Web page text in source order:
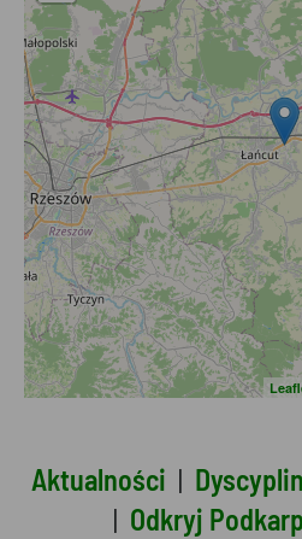
Aktualności |
| Odkryj